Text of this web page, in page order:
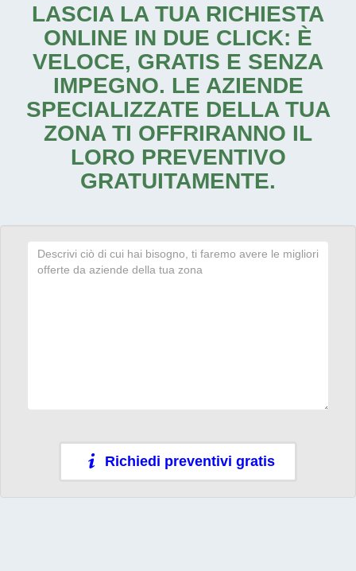
LASCIA LA TUA RICHIESTA
ONLINE IN DUE CLICK: È
VELOCE, GRATIS E SENZA
IMPEGNO. LE AZIENDE
SPECIALIZZATE DELLA TUA
ZONA TI OFFRIRANNO IL
LORO PREVENTIVO
GRATUITAMENTE.
Richiedi preventivi gratis